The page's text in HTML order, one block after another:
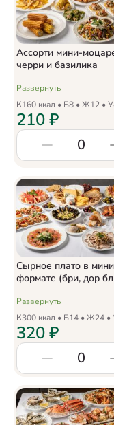
Ассорти мини-
черри и базилика
Развернуть
К160 ккал • Б8 • Ж12 • У
210₽
0
Сырное плато в
формате (бри, дор
Развернуть
К300 ккал • Б14 • Ж24 •
320₽
0